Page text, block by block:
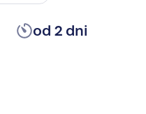
od 2 dni